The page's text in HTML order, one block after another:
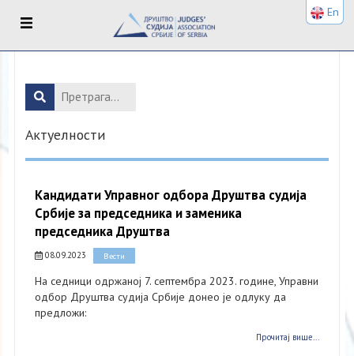
Актуелности
Кандидати Управног одбора Друштва судија
Србије за председника и заменика
председника Друштва
08.09.2023 Вести
На седници одржаној 7. септембра 2023. године, Управни
одбор Друштва судија Србије донео је одлуку да
предложи:
Прочитај више...
En